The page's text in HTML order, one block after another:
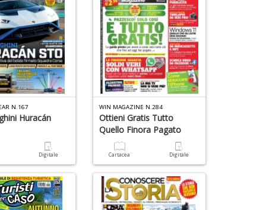
N.167
Huracán
Digitale
WIN MAGAZINE N.284
Ottieni Gratis Tutto
Quello Finora Pagato
Cartacea Digitale